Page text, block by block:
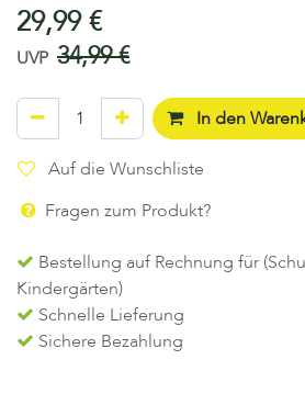
29,99€
UVP 34,99€
In den
Auf die Wunschliste
Fragen zum Produkt?
Bestellung auf Rechnung für
Kindergärten)
Schnelle Lieferung
Sichere Bezahlung